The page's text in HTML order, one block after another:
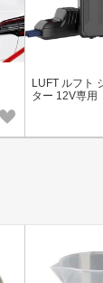
LUFT ルフト
ター 12V専用